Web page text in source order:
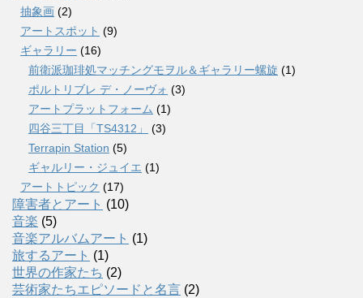
抽象画 (2)
アートスポット (9)
ギャラリー (16)
前衛派珈琲処マッチングモヲル＆ギャラリー螺旋 (1)
ポルトリブレ デ・ノーヴォ (3)
アートプラットフォーム (1)
四谷三丁目「TS4312」
(3)
Terrapin Station (5)
ギャルリー・ジュイエ (1)
アートトピック (17)
障害者とアート (10)
音楽 (5)
音楽アルバムアート (1)
旅するアート (1)
世界の作家たち (2)
芸術家たちエピソードと名言 (2)